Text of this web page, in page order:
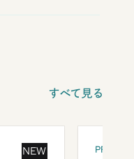
すべて見る
NEW